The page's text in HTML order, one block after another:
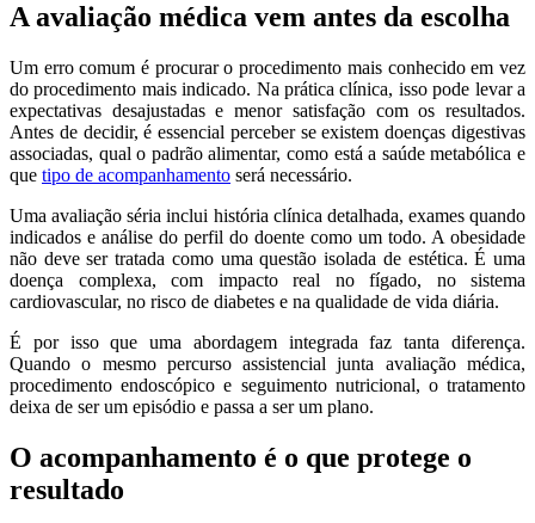
A avaliação médica vem antes da escolha
Um erro comum é procurar o procedimento mais conhecido em vez
do procedimento mais indicado. Na prática clínica, isso pode levar a
expectativas desajustadas e menor satisfação com os resultados.
Antes de decidir, é essencial perceber se existem doenças digestivas
associadas, qual o padrão alimentar, como está a saúde metabólica e
que tipo de acompanhamento será necessário.
Uma avaliação séria inclui história clínica detalhada, exames quando
indicados e análise do perfil do doente como um todo. A obesidade
não deve ser tratada como uma questão isolada de estética. É uma
doença complexa, com impacto real no fígado, no sistema
cardiovascular, no risco de diabetes e na qualidade de vida diária.
É por isso que uma abordagem integrada faz tanta diferença.
Quando o mesmo percurso assistencial junta avaliação médica,
procedimento endoscópico e seguimento nutricional, o tratamento
deixa de ser um episódio e passa a ser um plano.
O acompanhamento é o que protege o
resultado